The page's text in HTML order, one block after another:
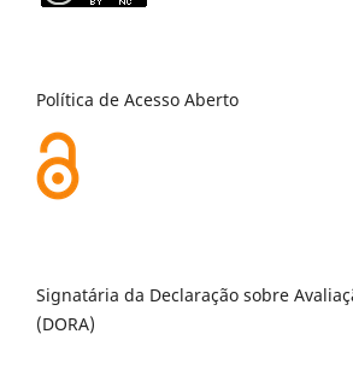
Política de Acesso Aberto
Signatária da Declaração sobre
(DORA)